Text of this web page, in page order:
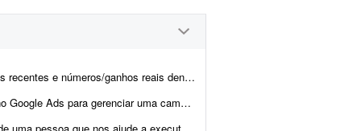
lançamento de produtos digitais. Informações: - tenho orçame...
voltada a serviços de saúde. No momento o investimento em créd...